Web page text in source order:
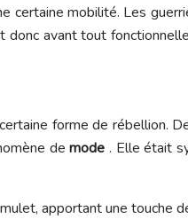
mobilité. Les
donc avant tout
forme de rébellion.
demode. Elle était
apportant une touche